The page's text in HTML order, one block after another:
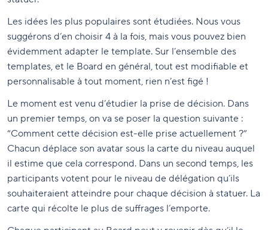
Les idées les plus populaires sont étudiées. Nous vous
suggérons d’en choisir 4 à la fois, mais vous pouvez bien
évidemment adapter le template. Sur l’ensemble des
templates, et le Board en général, tout est modifiable et
personnalisable à tout moment, rien n’est figé !
Le moment est venu d’étudier la prise de décision. Dans
un premier temps, on va se poser la question suivante :
“Comment cette décision est-elle prise actuellement ?”
Chacun déplace son avatar sous la carte du niveau auquel
il estime que cela correspond. Dans un second temps, les
participants votent pour le niveau de délégation qu’ils
souhaiteraient atteindre pour chaque décision à statuer. La
carte qui récolte le plus de suffrages l’emporte.